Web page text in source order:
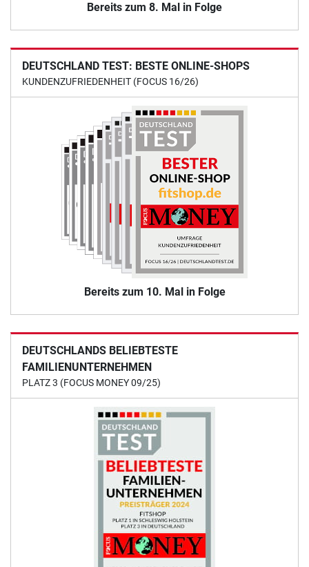
Bereits zum 8. Mal in Folge
DEUTSCHLAND TEST: BESTE ONLINE-SHOPS
KUNDENZUFRIEDENHEIT (FOCUS 16/26)
Bereits zum 10. Mal in Folge
DEUTSCHLANDS BELIEBTESTE
FAMILIENUNTERNEHMEN
PLATZ 3 (FOCUS MONEY 09/25)